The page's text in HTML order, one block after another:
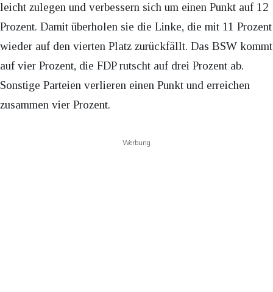
leicht zulegen und verbessern sich um einen Punkt auf 12
Prozent. Damit überholen sie die Linke, die mit 11 Prozent
wieder auf den vierten Platz zurückfällt. Das BSW kommt
auf vier Prozent, die FDP rutscht auf drei Prozent ab.
Sonstige Parteien verlieren einen Punkt und erreichen
zusammen vier Prozent.
Werbung